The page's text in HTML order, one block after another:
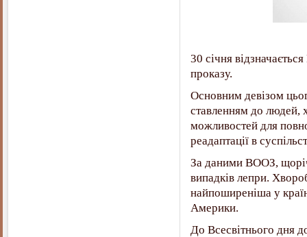
30 січня
проказу.
Основним девізом
ставленням до людей,
можливостей для
реадаптації в
За даними ВООЗ,
випадків лепри.
найпоширеніша у
Америки.
До Всесвітнього дня